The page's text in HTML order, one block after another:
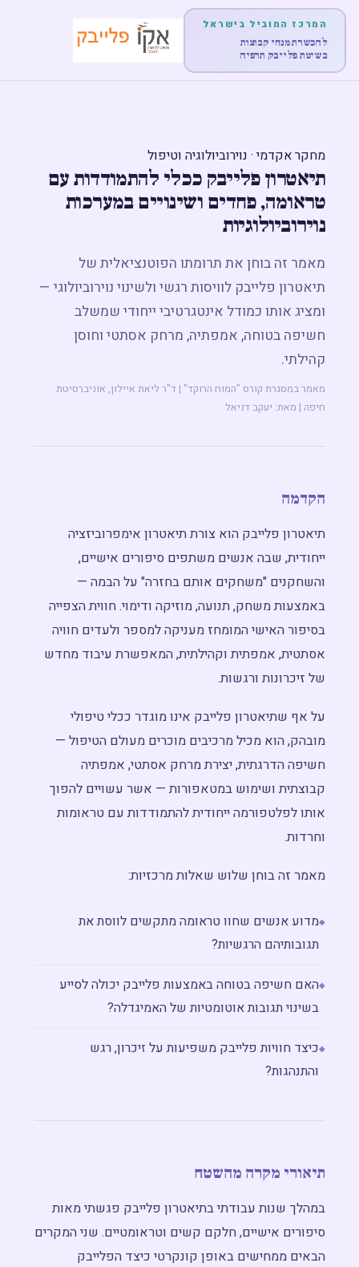
לימודים והכשרות
מוצרים
פוסטים
המרכז המוביל בישראל
להכשרת מנחי קבוצות
בשיטת פלייבק תרפיה
מחקר אקדמי · נוירוביולוגיה וטיפול
תיאטרון פלייבק ככלי להתמודדות עם
טראומה, פחדים ושינויים במערכות
נוירוביולוגיות
מאמר זה בוחן את תרומתו הפוטנציאלית של
תיאטרון פלייבק לוויסות רגשי ולשינוי נוירוביולוגי —
ומציג אותו כמודל אינטגרטיבי ייחודי שמשלב
חשיפה בטוחה, אמפתיה, מרחק אסתטי וחוסן
קהילתי.
מאמר במסגרת קורס "המוח הרוקד" | ד"ר ליאת איילון, אוניברסיטת
חיפה | מאת: יעקב דניאל
הקדמה
תיאטרון פלייבק הוא צורת תיאטרון אימפרוביזציה
ייחודית, שבה אנשים משתפים סיפורים אישיים,
והשחקנים "משחקים אותם בחזרה" על הבמה —
באמצעות משחק, תנועה, מוזיקה ודימוי. חווית הצפייה
בסיפור האישי המומחז מעניקה למספר ולעדים חוויה
אסתטית, אמפתית וקהילתית, המאפשרת עיבוד מחדש
של זיכרונות ורגשות.
על אף שתיאטרון פלייבק אינו מוגדר ככלי טיפולי
מובהק, הוא מכיל מרכיבים מוכרים מעולם הטיפול —
חשיפה הדרגתית, יצירת מרחק אסתטי, אמפתיה
קבוצתית ושימוש במטאפורות — אשר עשויים להפוך
אותו לפלטפורמה ייחודית להתמודדות עם טראומות
וחרדות.
מאמר זה בוחן שלוש שאלות מרכזיות:
מדוע אנשים שחוו טראומה מתקשים לווסת את
תגובותיהם הרגשיות?
האם חשיפה בטוחה באמצעות פלייבק יכולה לסייע
בשינוי תגובות אוטומטיות של האמיגדלה?
כיצד חוויות פלייבק משפיעות על זיכרון, רגש
והתנהגות?
תיאורי מקרה מהשטח
במהלך שנות עבודתי בתיאטרון פלייבק פגשתי מאות
סיפורים אישיים, חלקם קשים וטראומטיים. שני המקרים
הבאים ממחישים באופן קונקרטי כיצד הפלייבק